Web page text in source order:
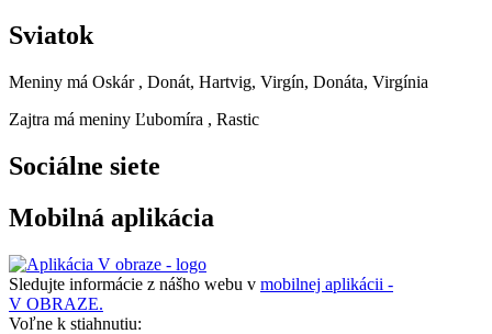
Sviatok
Meniny má Oskár , Donát, Hartvig, Virgín, Donáta, Virgínia
Zajtra má meniny Ľubomíra , Rastic
Sociálne siete
Mobilná aplikácia
Sledujte informácie z nášho webu v mobilnej aplikácii -
V OBRAZE.
Voľne k stiahnutiu: